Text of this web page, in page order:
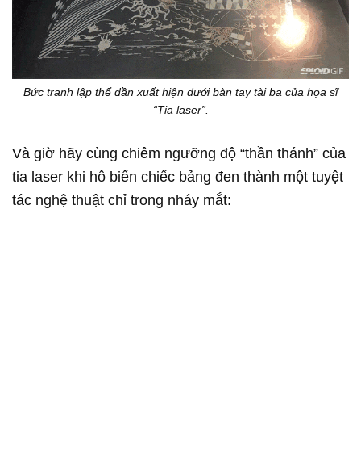
Bức tranh lập thể dần xuất hiện dưới bàn tay tài ba của họa sĩ
“Tia laser”.
Và giờ hãy cùng chiêm ngưỡng độ “thần thánh” của
tia laser khi hô biến chiếc bảng đen thành một tuyệt
tác nghệ thuật chỉ trong nháy mắt: